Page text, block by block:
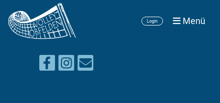
Login Menü